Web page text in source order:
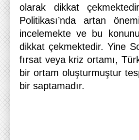
olarak dikkat
Politikası’nda artan
incelemekte ve bu
dikkat çekmektedir. Yine
fırsat veya kriz ortamı,
bir ortam oluşturmuştur
bir saptamadır.